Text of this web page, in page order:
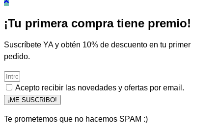
¡Tu primera compra tiene premio!
Suscríbete YA y obtén 10% de descuento en tu primer
pedido.
Acepto recibir las novedades y ofertas por email.
¡ME SUSCRIBO!
Te prometemos que no hacemos SPAM :)